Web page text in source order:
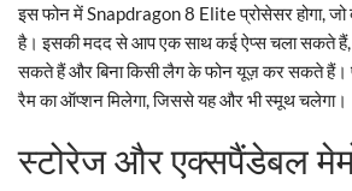
इस फोन में Snapdragon 8 Elite प्रोसेसर होगा,
है। इसकी मदद से आप एक साथ कई ऐप्स चला सकते हैं,
सकते हैं और बिना किसी लैग के फोन यूज़ कर सकते
रैम का ऑप्शन मिलेगा, जिससे यह और भी स्मूथ चलेगा।
स्टोरेज और एक्सपैंडेबल